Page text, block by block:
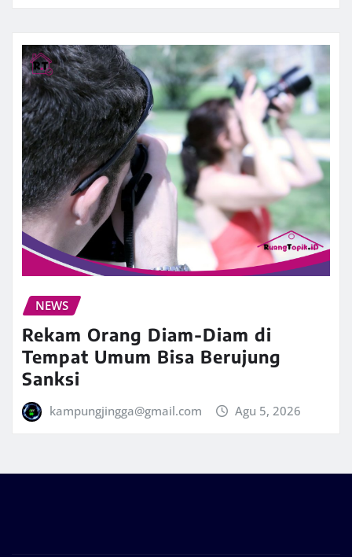
NEWS
Rekam Orang Diam-Diam di
Tempat Umum Bisa Berujung
Sanksi
kampungjingga@gmail.com Agu 5, 2026